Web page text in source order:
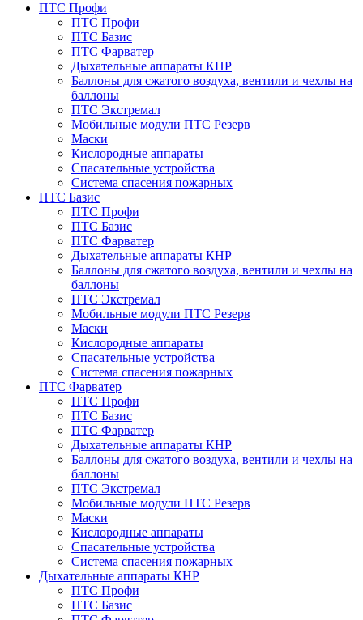
ПТС Профи
ПТС Профи
ПТС Базис
ПТС Фарватер
Дыхательные аппараты КНР
Баллоны для сжатого воздуха, вентили и чехлы на
баллоны
ПТС Экстремал
Мобильные модули ПТС Резерв
Маски
Кислородные аппараты
Спасательные устройства
Система спасения пожарных
ПТС Базис
ПТС Профи
ПТС Базис
ПТС Фарватер
Дыхательные аппараты КНР
Баллоны для сжатого воздуха, вентили и чехлы на
баллоны
ПТС Экстремал
Мобильные модули ПТС Резерв
Маски
Кислородные аппараты
Спасательные устройства
Система спасения пожарных
ПТС Фарватер
ПТС Профи
ПТС Базис
ПТС Фарватер
Дыхательные аппараты КНР
Баллоны для сжатого воздуха, вентили и чехлы на
баллоны
ПТС Экстремал
Мобильные модули ПТС Резерв
Маски
Кислородные аппараты
Спасательные устройства
Система спасения пожарных
Дыхательные аппараты КНР
ПТС Профи
ПТС Базис